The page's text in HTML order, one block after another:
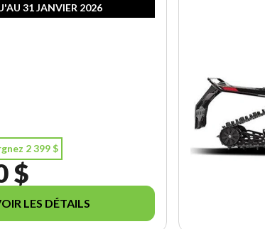
31 JANVIER 2026
2 399 $
$
LES DÉTAILS